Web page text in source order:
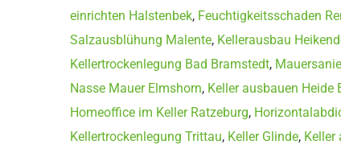
einrichten Halstenbek, Feuchtigkeitsschaden
Salzausblühung Malente, Kellerausbau
Kellertrockenlegung Bad Bramstedt,
Nasse Mauer Elmshorn, Keller ausbauen Heide
Homeoffice im Keller Ratzeburg,
Kellertrockenlegung Trittau, Keller Glinde, Keller